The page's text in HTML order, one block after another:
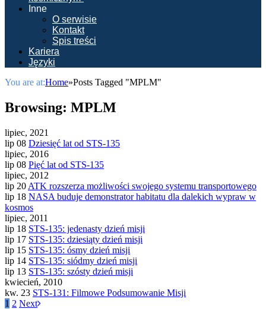
Inne
O serwisie
Kontakt
Spis treści
Kariera
Języki
You are at:Home»Posts Tagged "MPLM"
Browsing: MPLM
lipiec, 2021
lip 08 Dziesięć lat od STS-135
lipiec, 2016
lip 08 Pięć lat od STS-135
lipiec, 2012
lip 20 ATK rozszerza możliwości swojego systemu transportowego
lip 18 NASA buduje demonstrator habitatu dla dalekich wypraw w
kosmos
lipiec, 2011
lip 18 STS-135: jedenasty dzień misji
lip 17 STS-135: dziesiąty dzień misji
lip 15 STS-135: ósmy dzień misji
lip 14 STS-135: siódmy dzień misji
lip 13 STS-135: szósty dzień misji
kwiecień, 2010
kw. 23 STS-131: Filmowe Podsumowanie Misji
1 2 Next